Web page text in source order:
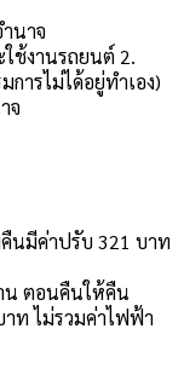
นาจ
ช้งานรถยนต์ 2.
ารไม่ได้อยู่ทำเอง)
จ
นมีค่าปรับ 321 บาท
น ตอนคืนให้คืน
ท ไม่รวมค่าไฟฟ้า